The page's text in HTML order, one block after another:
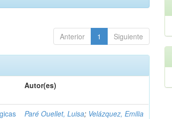
Anterior 1 Siguiente
Autor(es)
Paré Ouellet, Luisa; Velázquez, Emilia